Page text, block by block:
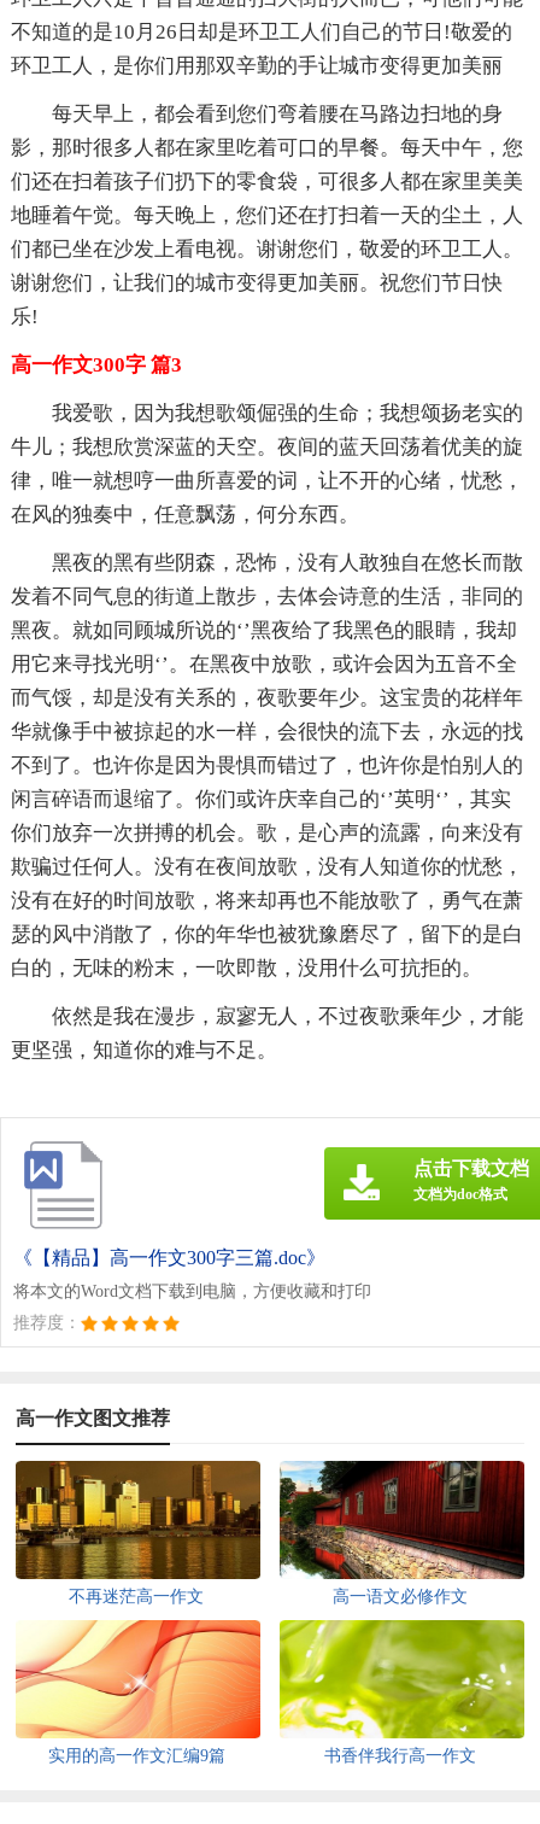
不知道的是10月26日却是环卫工人们自己的节日!敬爱的
环卫工人，是你们用那双辛勤的手让城市变得更加美丽
每天早上，都会看到您们弯着腰在马路边扫地的身
影，那时很多人都在家里吃着可口的早餐。每天中午，您
们还在扫着孩子们扔下的零食袋，可很多人都在家里美美
地睡着午觉。每天晚上，您们还在打扫着一天的尘土，人
们都已坐在沙发上看电视。谢谢您们，敬爱的环卫工人。
谢谢您们，让我们的城市变得更加美丽。祝您们节日快
乐!
高一作文300字 篇3
我爱歌，因为我想歌颂倔强的生命；我想颂扬老实的
牛儿；我想欣赏深蓝的天空。夜间的蓝天回荡着优美的旋
律，唯一就想哼一曲所喜爱的词，让不开的心绪，忧愁，
在风的独奏中，任意飘荡，何分东西。
黑夜的黑有些阴森，恐怖，没有人敢独自在悠长而散
发着不同气息的街道上散步，去体会诗意的生活，非同的
黑夜。就如同顾城所说的‘’黑夜给了我黑色的眼睛，我却
用它来寻找光明‘’。在黑夜中放歌，或许会因为五音不全
而气馁，却是没有关系的，夜歌要年少。这宝贵的花样年
华就像手中被掠起的水一样，会很快的流下去，永远的找
不到了。也许你是因为畏惧而错过了，也许你是怕别人的
闲言碎语而退缩了。你们或许庆幸自己的‘’英明‘’，其实
你们放弃一次拼搏的机会。歌，是心声的流露，向来没有
欺骗过任何人。没有在夜间放歌，没有人知道你的忧愁，
没有在好的时间放歌，将来却再也不能放歌了，勇气在萧
瑟的风中消散了，你的年华也被犹豫磨尽了，留下的是白
白的，无味的粉末，一吹即散，没用什么可抗拒的。
依然是我在漫步，寂寥无人，不过夜歌乘年少，才能
更坚强，知道你的难与不足。
《【精品】高一作文300字三篇.doc》
将本文的Word文档下载到电脑，方便收藏和打印
推荐度：
点击下载文档
文档为doc格式
高一作文图文推荐
不再迷茫高一作文 高一语文必修作文
实用的高一作文汇编9篇 书香伴我行高一作文